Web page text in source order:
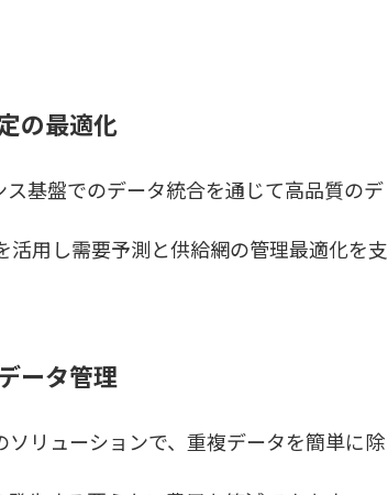
の最適化
ス基盤でのデータ統合を通じて高品質のデ
活用し需要予測と供給網の管理最適化を支
ータ管理
リューションで、重複データを簡単に除